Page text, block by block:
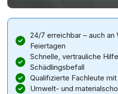
24/7 erreichbar – auch an
Feiertagen
Schnelle, vertrauliche
Schädlingsbefall
Qualifizierte Fachleute
Umwelt- und